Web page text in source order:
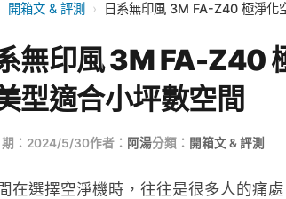
開箱文 & 評測 › 日系無印風 3M FA-Z40 極淨化
無印風 3M FA-Z40
型適合小坪數空間
期：2024/5/30作者： 阿湯分類： 開箱文 & 評測
在選擇空淨機時，往往是很多人的痛